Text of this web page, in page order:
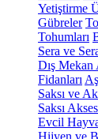
Yetiştirme
Gübreler
Tohumları
Sera ve
Dış Mekan
Fidanları
Saksı ve
Saksı
Evcil
Hijyen ve